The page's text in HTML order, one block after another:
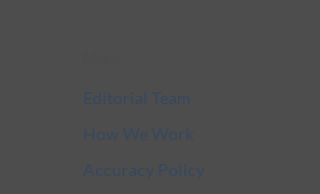
Editorial Team
How We Work
Accuracy Policy